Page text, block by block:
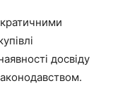
досвіду